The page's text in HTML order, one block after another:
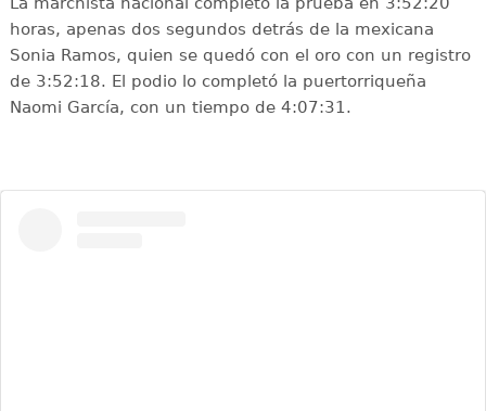
horas, apenas dos segundos detrás de la mexicana
Sonia Ramos, quien se quedó con el oro con un registro
de 3:52:18. El podio lo completó la puertorriqueña
Naomi García, con un tiempo de 4:07:31.